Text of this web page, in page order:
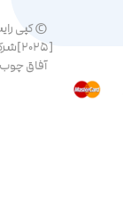
© کپی
آفاق